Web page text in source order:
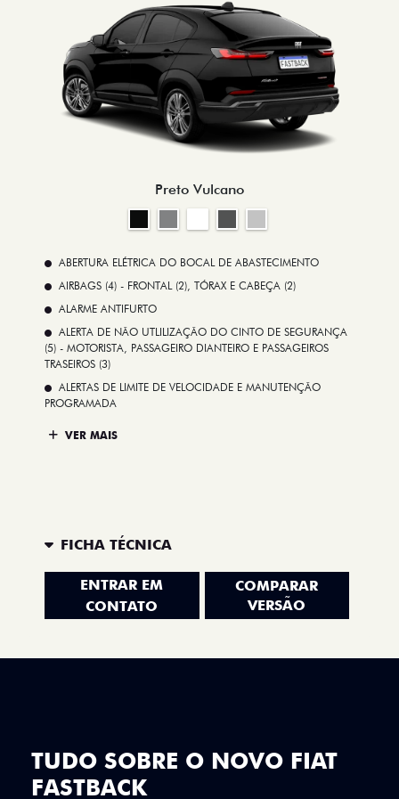
Preto Vulcano
ABERTURA ELÉTRICA DO BOCAL DE ABASTECIMENTO
AIRBAGS (4) - FRONTAL (2), TÓRAX E CABEÇA (2)
ALARME ANTIFURTO
ALERTA DE NÃO UTLILIZAÇÃO DO CINTO DE SEGURANÇA
(5) - MOTORISTA, PASSAGEIRO DIANTEIRO E PASSAGEIROS
TRASEIROS (3)
ALERTAS DE LIMITE DE VELOCIDADE E MANUTENÇÃO
PROGRAMADA
VER MAIS
FICHA TÉCNICA
ENTRAR EM
CONTATO
COMPARAR
VERSÃO
TUDO SOBRE O NOVO FIAT
FASTBACK